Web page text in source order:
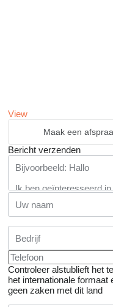
View
Maak een
Bericht verzenden
Controleer alstublieft het
het internationale formaat
geen zaken met dit land